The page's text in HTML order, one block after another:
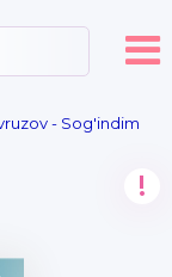
- Sog'indim
!